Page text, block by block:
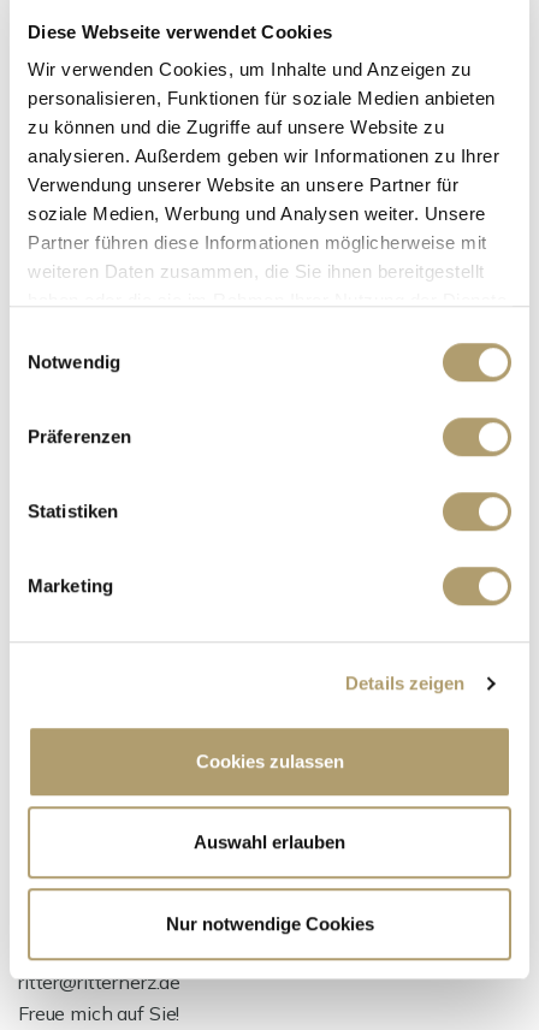
Diese Webseite verwendet Cookies
Wir verwenden Cookies, um Inhalte und Anzeigen zu
personalisieren, Funktionen für soziale Medien anbieten
zu können und die Zugriffe auf unsere Website zu
analysieren. Außerdem geben wir Informationen zu Ihrer
Verwendung unserer Website an unsere Partner für
soziale Medien, Werbung und Analysen weiter. Unsere
Partner führen diese Informationen möglicherweise mit
weiteren Daten zusammen, die Sie ihnen bereitgestellt
Notwendig
Präferenzen
Statistiken
Marketing
Details zeigen
Cookies zulassen
Auswahl erlauben
Nur notwendige Cookies
Waschbecken und WC ausgestattet.
In allen Räumen wurde Fußbodenheizung verlegt.
Ein Stellplatz im Freien, direkt neben dem Gebäude ist für
EUR 18.000,00 zu erwerben.
Schauen Sie sich die Immobilie im 360° Rundgang an:
https://app.immoviewer.com/portal/tour/2064218
Die Baufirma erteilt Ihnen die 5 Jährige Gewährleistung
nach BGB-Recht.
Überzeugen Sie sich selbst von dieser besonderen
Telefon: +49 89 90932007
Telefax: +49 89 90932011
Mobil: +49 160 97326123
ritter@ritterherz.de
Freue mich auf Sie!